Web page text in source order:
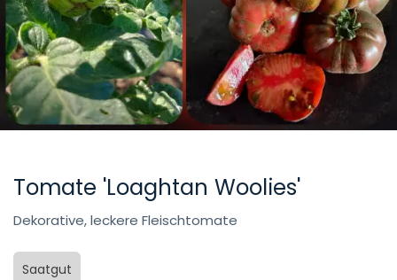
Tomate 'Loaghtan Woolies'
Dekorative, leckere Fleischtomate
Saatgut